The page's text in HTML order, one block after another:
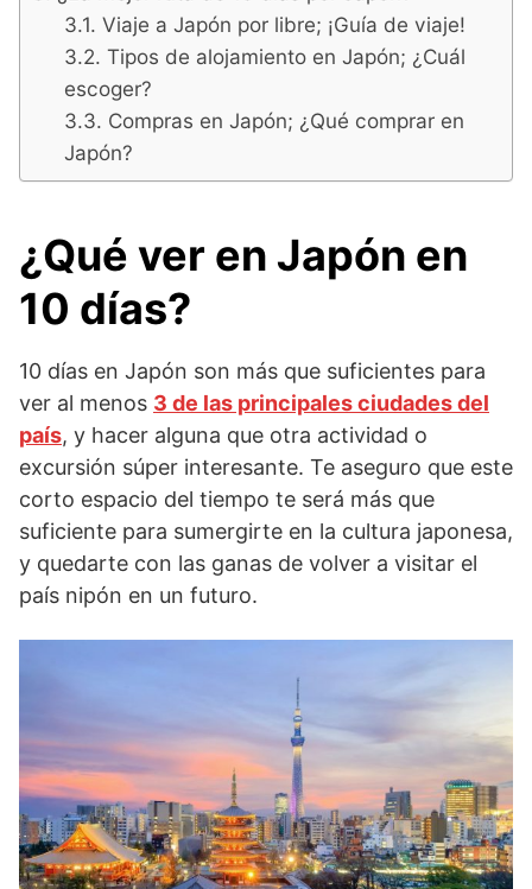
Viaje a Japón por libre; ¡Guía de viaje!
Tipos de alojamiento en Japón; ¿Cuál
escoger?
Compras en Japón; ¿Qué comprar en
Japón?
¿Qué ver en Japón en
10 días?
10 días en Japón son más que suficientes para
ver al menos 3 de las principales ciudades del
país, y hacer alguna que otra actividad o
excursión súper interesante. Te aseguro que este
corto espacio del tiempo te será más que
suficiente para sumergirte en la cultura japonesa,
y quedarte con las ganas de volver a visitar el
país nipón en un futuro.